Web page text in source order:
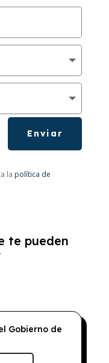
Enviar
la política de
te pueden
Gobierno de